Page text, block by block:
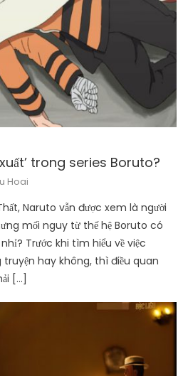
trong series Boruto?
Hoai
Naruto vẫn được xem là người
mối nguy từ thế hệ Boruto có
Trước khi tìm hiểu về việc
hay không, thì điều quan
[…]